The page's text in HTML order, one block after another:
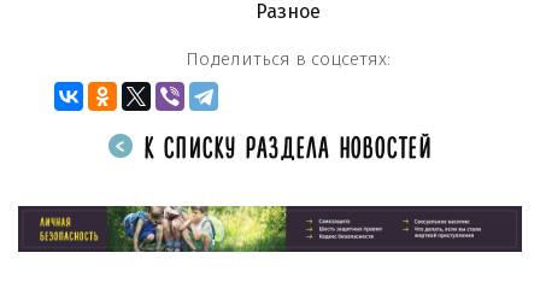
Разное
Поделиться в соцсетях:
К СПИСКУ РАЗДЕЛА НОВОСТЕЙ